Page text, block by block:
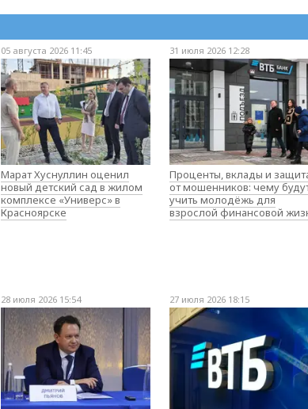
05 августа 2026 11:45
Марат Хуснуллин оценил
новый детский сад в жилом
комплексе «Универс» в
Красноярске
31 июля 2026 12:28
Проценты, вклады и
от мошенников: чему
учить молодёжь для
взрослой финансовой
28 июля 2026 15:54 27 июля 2026 18:15